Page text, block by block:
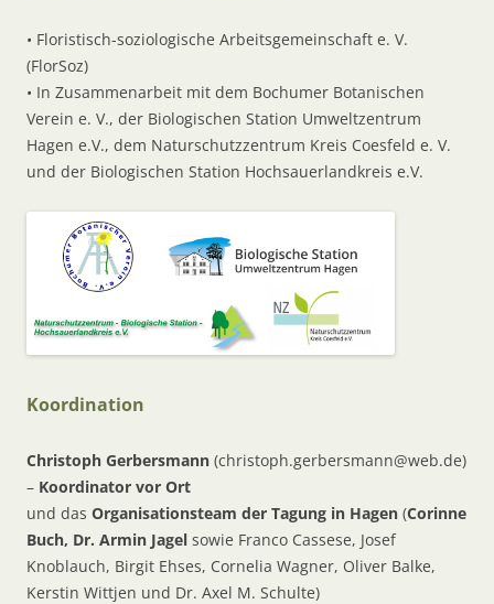
• Floristisch-soziologische Arbeitsgemeinschaft e. V.
(FlorSoz)
• In Zusammenarbeit mit dem Bochumer Botanischen
Verein e. V., der Biologischen Station Umweltzentrum
Hagen e.V., dem Naturschutzzentrum Kreis Coesfeld e. V.
und der Biologischen Station Hochsauerlandkreis e.V.
Koordination
Christoph Gerbersmann (christoph.gerbersmann@web.de)
– Koordinator vor Ort
und das Organisationsteam der Tagung in Hagen (Corinne
Buch, Dr. Armin Jagel sowie Franco Cassese, Josef
Knoblauch, Birgit Ehses, Cornelia Wagner, Oliver Balke,
Kerstin Wittjen und Dr. Axel M. Schulte)